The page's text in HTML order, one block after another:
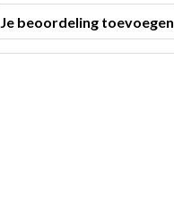
Je beoordeling toevoegen